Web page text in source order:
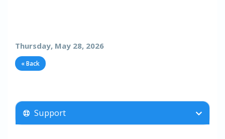
Thursday, May 28, 2026
« Back
Support